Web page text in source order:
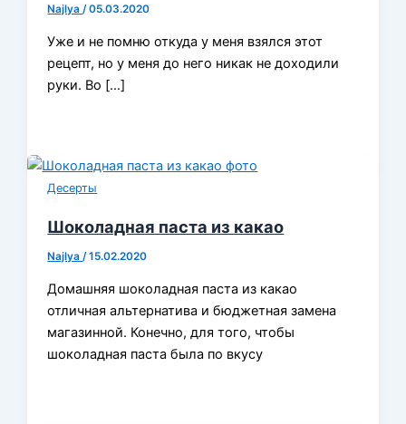
Najlya/05.03.2020
Уже и не помню откуда у меня взялся этот
рецепт, но у меня до него никак не доходили
руки. Во […]
Десерты
Шоколадная паста из какао
Najlya/15.02.2020
Домашняя шоколадная паста из какао
отличная альтернатива и бюджетная замена
магазинной. Конечно, для того, чтобы
шоколадная паста была по вкусу